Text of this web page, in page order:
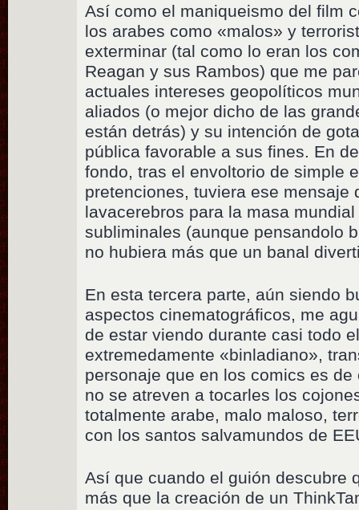
Así como el maniqueismo del film
los arabes como «malos» y
exterminar (tal como lo eran los
Reagan y sus Rambos) que me
actuales intereses geopolíticos
aliados (o mejor dicho de las
están detrás) y su intención de
pública favorable a sus fines. En
fondo, tras el envoltorio de simple
pretenciones, tuviera ese mensaje
lavacerebros para la masa
subliminales (aunque pensandolo
no hubiera más que un banal
En esta tercera parte, aún siendo
aspectos cinematográficos, me
de estar viendo durante casi todo
extremedamente «binladiano»,
personaje que en los comics es
no se atreven a tocarles los
totalmente arabe, malo maloso,
con los santos salvamundos de
Así que cuando el guión descubre
más que la creación de un